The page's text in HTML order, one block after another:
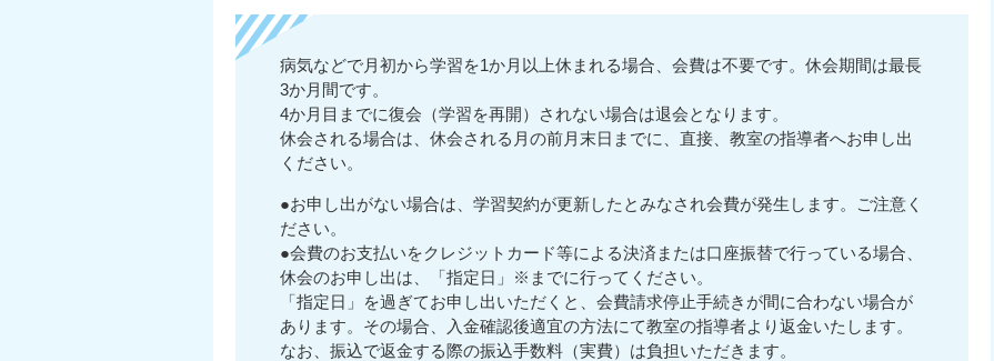
病気などで月初から学習を1か月以上休まれる場合、会費は不要です。休会期間は最長
3か月間です。
4か月目までに復会（学習を再開）されない場合は退会となります。
休会される場合は、休会される月の前月末日までに、直接、教室の指導者へお申し出
ください。
●お申し出がない場合は、学習契約が更新したとみなされ会費が発生します。ご注意く
ださい。
●会費のお支払いをクレジットカード等による決済または口座振替で行っている場合、
休会のお申し出は、「指定日」※までに行ってください。
「指定日」を過ぎてお申し出いただくと、会費請求停止手続きが間に合わない場合が
あります。その場合、入金確認後適宜の方法にて教室の指導者より返金いたします。
なお、振込で返金する際の振込手数料（実費）は負担いただきます。